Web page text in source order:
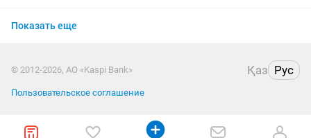
Собаки в Усть-Каменогорске
Собаки в Таразе
Показать еще
© 2012-2026, АО «Kaspi Bank» Қаз Рус
Пользовательское соглашение